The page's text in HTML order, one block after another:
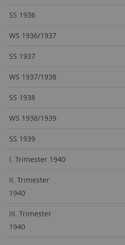
SS 1936
WS 1936/1937
SS 1937
WS 1937/1938
SS 1938
WS 1938/1939
SS 1939
I. Trimester 1940
II. Trimester
1940
III. Trimester
1940